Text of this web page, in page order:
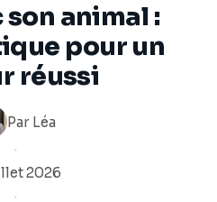
son animal :
pour un
réussi
Par Léa
·
2026
·